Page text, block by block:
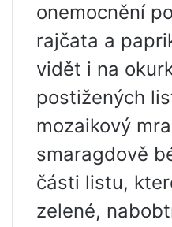
onemocnění
rajčata a
vidět i na
postižených
mozaikový
smaragdově
části listu,
zelené,